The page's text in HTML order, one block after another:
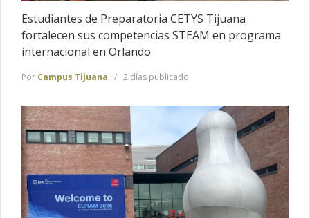
Estudiantes de Preparatoria CETYS Tijuana
fortalecen sus competencias STEAM en programa
internacional en Orlando
Por Campus Tijuana 2 días publicado